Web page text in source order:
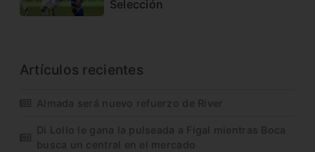
Selección
Artículos recientes
Almada será nuevo refuerzo de River
Di Lollo le gana la pulseada a Figal mientras Boca
busca un central en el mercado